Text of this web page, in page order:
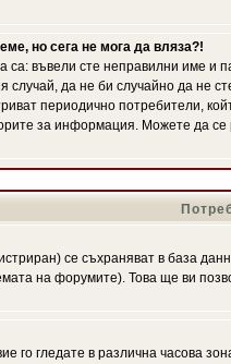
но сега не мога да вляза?!
са: въвели сте неправилни име и
случай, да не би случайно да
периодично потребители,
за информация. Можете да се
се съхраняват в база
на форумите). Това ще ви
го гледате в различна часова